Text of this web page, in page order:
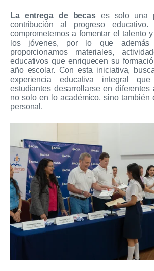
La entrega de becas es solo una
contribución al progreso
comprometemos a fomentar el talento
los jóvenes, por lo que
proporcionamos materiales,
educativos que enriquecen su
año escolar. Con esta iniciativa,
experiencia educativa integral
estudiantes desarrollarse en diferentes
no solo en lo académico, sino también
personal.